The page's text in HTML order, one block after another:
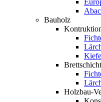
Bauholz
Holzbau-